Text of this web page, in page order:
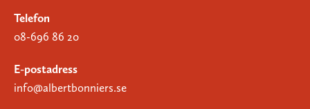
Telefon
08-696 86 20
E-postadress
info@albertbonniers.se